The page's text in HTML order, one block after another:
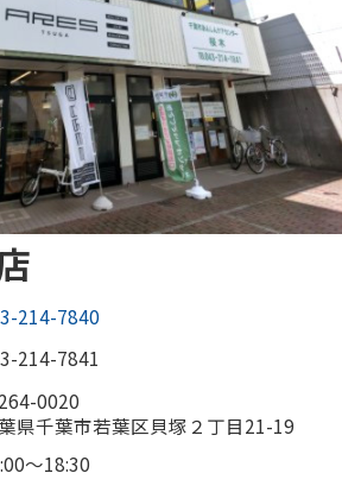
214-7840
214-7841
0020
県千葉市若葉区貝塚２丁目21-19
～18:30